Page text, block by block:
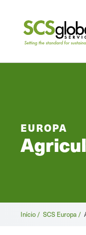
EUROPA
Início / SCS Europa /